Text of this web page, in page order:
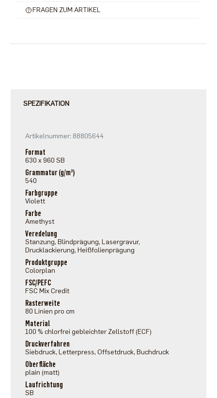
FRAGEN ZUM ARTIKEL
SPEZIFIKATION
Artikelnummer: 88805644
Format
630 x 960 SB
Grammatur (g/m²)
540
Farbgruppe
Violett
Farbe
Amethyst
Veredelung
Stanzung, Blindprägung, Lasergravur,
Drucklackierung, Heißfolienprägung
Produktgruppe
Colorplan
FSC/PEFC
FSC Mix Credit
Rasterweite
80 Linien pro cm
Material
100 % chlorfrei gebleichter Zellstoff (ECF)
Druckverfahren
Siebdruck, Letterpress, Offsetdruck, Buchdruck
Oberfläche
plain (matt)
Laufrichtung
SB